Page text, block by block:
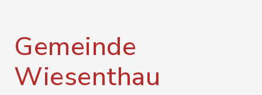
Gemeinde
Wiesenthau